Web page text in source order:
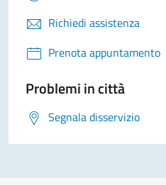
Richiedi assistenza
Prenota appuntamento
Problemi in città
Segnala disservizio